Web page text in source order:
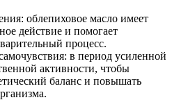
облепиховое масло имеет
действие и помогает
процесс.
в период усиленной
активности, чтобы
баланс и повышать